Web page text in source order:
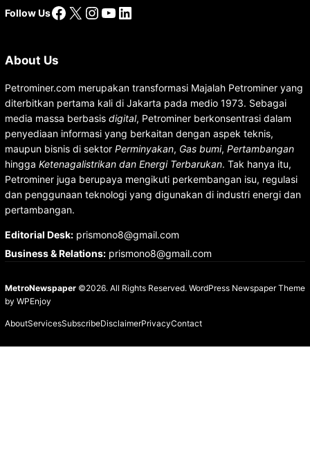
Follow UsFacebook
X Instagram
YouTube
LinkedIn
About Us
Petrominer.com merupakan transformasi Majalah Petrominer yang
diterbitkan pertama kali di Jakarta pada medio 1973. Sebagai
media massa berbasis digital, Petrominer berkonsentrasi dalam
penyediaan informasi yang berkaitan dengan aspek teknis,
maupun bisnis di sektor Perminyakan, Gas bumi, Pertambangan
hingga Ketenagalistrikan dan Energi Terbarukan. Tak hanya itu,
Petrominer juga berupaya mengikuti perkembangan isu, regulasi
dan penggunaan teknologi yang digunakan di industri energi dan
pertambangan.
Editorial Desk:prismono8@gmail.com
Business & Relations:prismono8@gmail.com
MetroNewspaper©2026. All Rights Reserved. WordPress Newspaper Theme
by WPEnjoy
AboutServicesSubscribeDisclaimerPrivacyContact